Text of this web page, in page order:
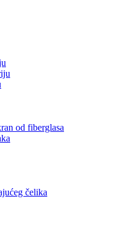
od fiberglasa
čelika